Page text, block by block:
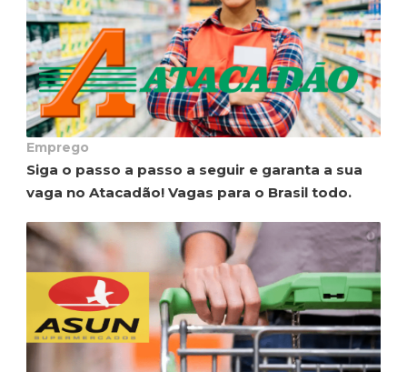
Emprego
Siga o passo a passo a seguir e garanta a sua
vaga no Atacadão! Vagas para o Brasil todo.